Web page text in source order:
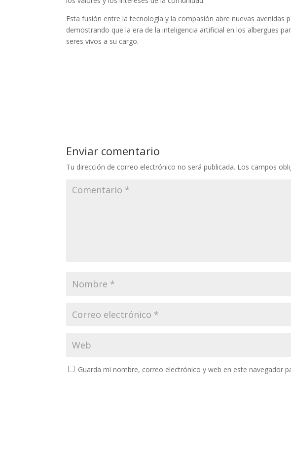
Esta fusión entre la tecnología y la compasión abre nuevas
demostrando que la era de la inteligencia artificial en los albergues
seres vivos a su cargo.
Enviar comentario
Tu dirección de correo electrónico no será publicada. Los campos
Guarda mi nombre, correo electrónico y web en este navegador